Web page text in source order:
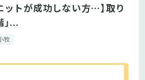
ットが成功しない方…】取り
...
牧